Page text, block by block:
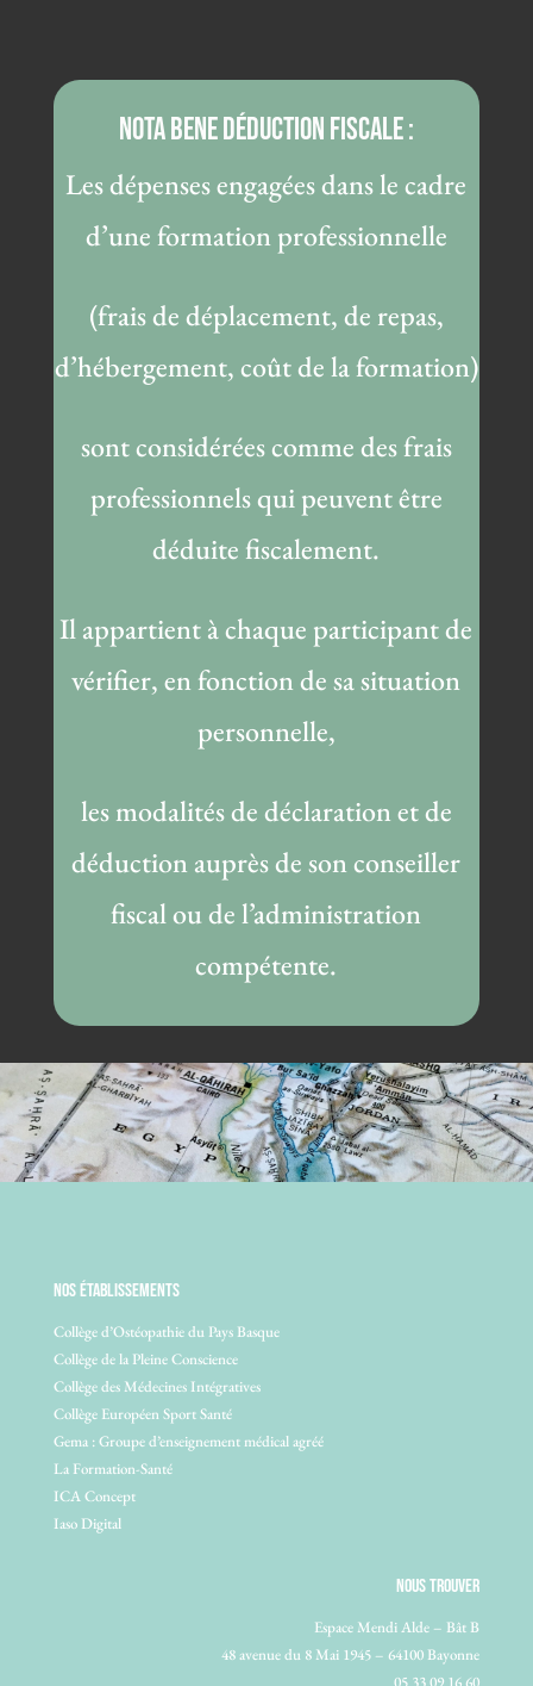
NOTA BENE Déduction fiscale :
Les dépenses engagées dans le cadre
d’une formation professionnelle
(frais de déplacement, de repas,
d’hébergement, coût de la formation)
sont considérées comme des frais
professionnels qui peuvent être
déduite fiscalement.
Il appartient à chaque participant de
vérifier, en fonction de sa situation
personnelle,
les modalités de déclaration et de
déduction auprès de son conseiller
fiscal ou de l’administration
compétente.
NOS ÉTABLISSEMENTS
Collège d’Ostéopathie du Pays Basque
Collège de la Pleine Conscience
Collège des Médecines Intégratives
Collège Européen Sport Santé
Gema : Groupe d’enseignement médical agréé
La Formation-Santé
ICA Concept
Iaso Digital
NOUS TROUVER
Espace Mendi Alde – Bât B
48 avenue du 8 Mai 1945 – 64100 Bayonne
05 33 09 16 60